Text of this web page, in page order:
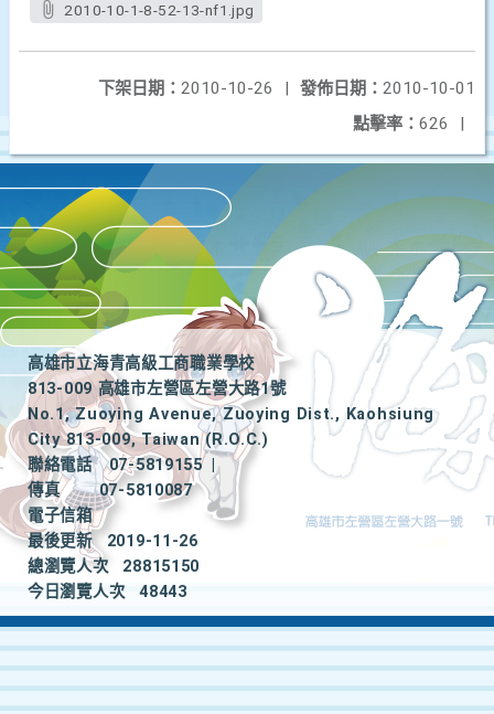
2010-10-1-8-52-13-nf1.jpg
發佈日期： 2010-10-01
下架日期： 2010-10-26
|
點擊率： 626 |
高雄市立海青高級工商職業學校
813-009 高雄市左營區左營大路1號
No.1, Zuoying Avenue, Zuoying Dist., Kaohsiung
City 813-009, Taiwan (R.O.C.)
聯絡電話
07-5819155
|
傳真
07-5810087
電子信箱
最後更新
2019-11-26
總瀏覽人次
28815150
今日瀏覽人次
48443